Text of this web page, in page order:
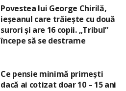
Povestea lui George Chirilă,
ieșeanul care trăiește cu două
surori și are 16 copii. „Tribul”
începe să se destrame
Ce pensie minimă primești
dacă ai cotizat doar 10 – 15 ani